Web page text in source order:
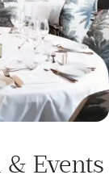
& Events